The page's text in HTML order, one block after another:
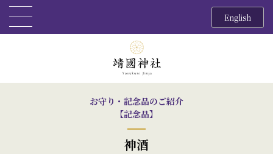
English
お守り・記念品のご紹介
【記念品】
神酒